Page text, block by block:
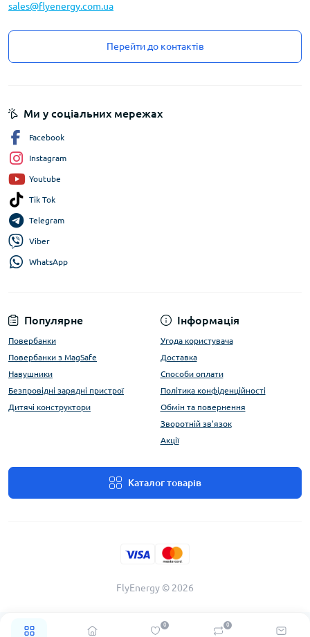
0 0
sales@flyenergy.com.ua
Перейти до контактів
Популярне
Повербанки
Повербанки з MagSafe
Навушники
Безпровідні зарядні пристрої
Дитячі конструктори
Інформація
Угода користувача
Доставка
Способи оплати
Політика конфіденційності
Обмін та повернення
Зворотній зв'язок
Акції
Каталог товарів
Ми у соціальних мережах
Facebook
Instagram
Youtube
Tik Tok
Telegram
Viber
WhatsApp
FlyEnergy © 2026